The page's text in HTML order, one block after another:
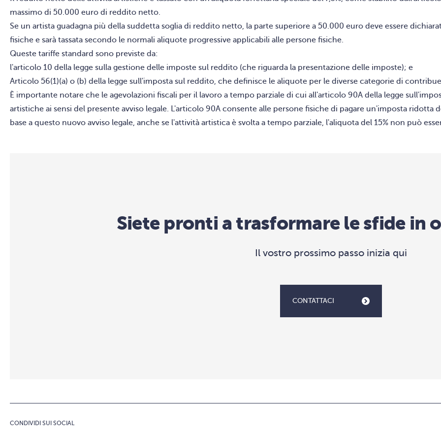
massimo di 50.000 euro di reddito netto.
Se un artista guadagna più della suddetta soglia di reddito netto, la parte superiore a 50.000 euro deve essere
fisiche e sarà tassata secondo le normali aliquote progressive applicabili alle persone fisiche.
Queste tariffe standard sono previste da:
l'articolo 10 della legge sulla gestione delle imposte sul reddito (che riguarda la presentazione delle imposte); e
Articolo 56(1)(a) o (b) della legge sull'imposta sul reddito, che definisce le aliquote per le diverse categorie di
È importante notare che le agevolazioni fiscali per il lavoro a tempo parziale di cui all'articolo 90A della legge
artistiche ai sensi del presente avviso legale. L'articolo 90A consente alle persone fisiche di pagare un'imposta ridotta
base a questo nuovo avviso legale, anche se l'attività artistica è svolta a tempo parziale, l'aliquota del 15% non può
Siete pronti a trasformare le sfide in
Il vostro prossimo passo inizia qui
CONTATTACI
CONDIVIDI SUI SOCIAL